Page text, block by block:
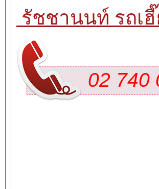
รัชชานนท์ รถเ
02 740